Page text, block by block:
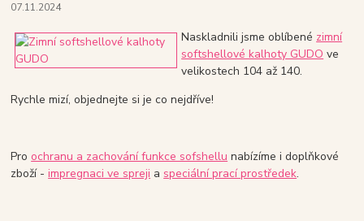
07.11.2024
Naskladnili jsme oblíbené zimní
softshellové kalhoty GUDO ve
velikostech 104 až 140.
Rychle mizí, objednejte si je co nejdříve!
Proochranu a zachování funkce sofshellu nabízíme i doplňkové
zboží -impregnaci ve spreji a speciální prací prostředek.